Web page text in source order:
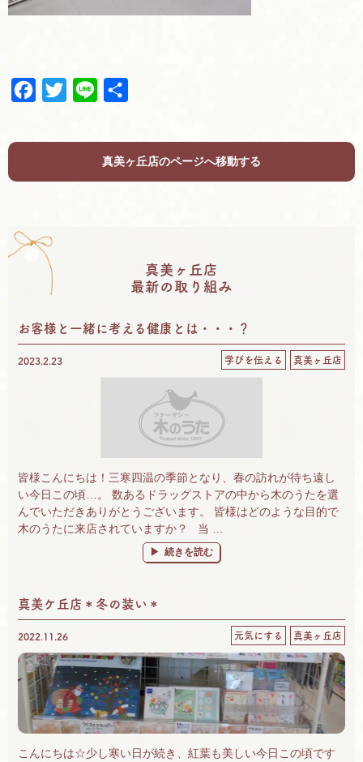
e
o
w
t
e
e
真美ヶ丘店のページへ移動する
真美ヶ丘店
最新の取り組み
お客様と一緒に考える健康とは・・・？
2023.2.23 学びを伝える 真美ヶ丘店
皆様こんにちは！三寒四温の季節となり、春の訪れが待ち遠し
い今日この頃…。 数あるドラッグストアの中から木のうたを選
んでいただきありがとうございます。 皆様はどのような目的で
木のうたに来店されていますか？ 当 …
“お客様と一緒に考える健康とは・・・？” の
続きを読む
真美ケ丘店＊冬の装い＊
2022.11.26 元気にする 真美ヶ丘店
こんにちは☆少し寒い日が続き、紅葉も美しい今日この頃です